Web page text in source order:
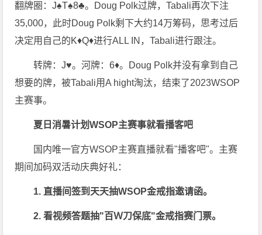
翻牌圈：J♠T♠8♣。Doug Polk过牌，Tabali再次下注
35,000，此时Doug Polk剩下大约14万筹码，思考过后
决定用自己的K♦Q♦进行ALL IN，Tabali进行跟注。
转牌：J♥。河牌：6♦。Doug Polk并没有拿到自己
想要的牌，被Tabali用A hight淘汰，结束了2023WSOP
主赛事。
夏日消暑计划WSOP主赛事就看播客吧
国内唯一官方WSOP主赛直播就看"播客吧"。主赛
期间加码双活动庆典好礼：
1. 直播间签到天天抽WSOP金戒指邀请函。
2. 看视频答题抽"百Ｗ刀保底"金戒指赛门票。